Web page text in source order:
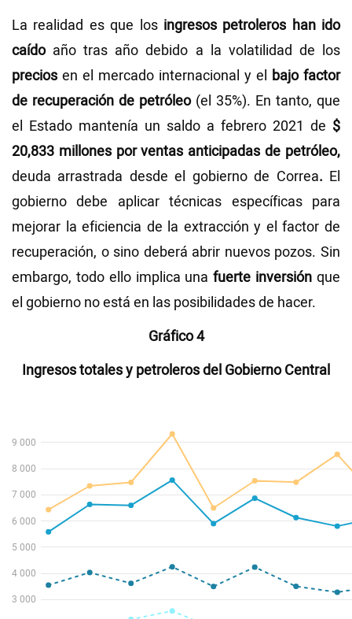
La realidad es que los ingresos petroleros han ido
caídoaño tras año debido a la volatilidad de los
precios en el mercado internacional y el bajo factor
de recuperación de petróleo(el 35%). En tanto, que
el Estado mantenía un saldo a febrero 2021 de $
20,833 millones por ventas anticipadas de petróleo,
deuda arrastrada desde el gobierno de Correa. El
gobierno debe aplicar técnicas específicas para
mejorar la eficiencia de la extracción y el factor de
recuperación, o sino deberá abrir nuevos pozos. Sin
embargo, todo ello implica unafuerte inversión que
el gobierno no está en las posibilidades de hacer.
Gráfico 4
Ingresos totales y petroleros del Gobierno Central